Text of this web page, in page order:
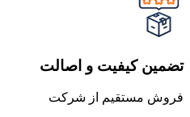
تضمین کیفیت و اصالت
فروش مستقیم از شرکت